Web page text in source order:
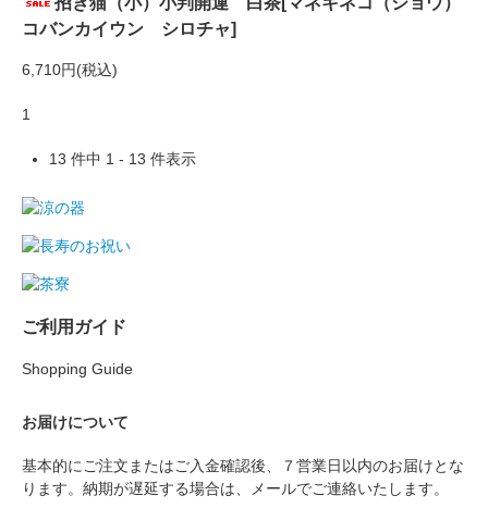
コバンカイウン シロチャ]
6,710円(税込)
1
13 件中 1 - 13 件表示
ご利用ガイド
Shopping Guide
お届けについて
基本的にご注文またはご入金確認後、７営業日以内のお届けとな
ります。納期が遅延する場合は、メールでご連絡いたします。